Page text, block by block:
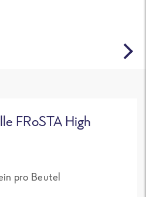
FRoSTA High
pro Beutel